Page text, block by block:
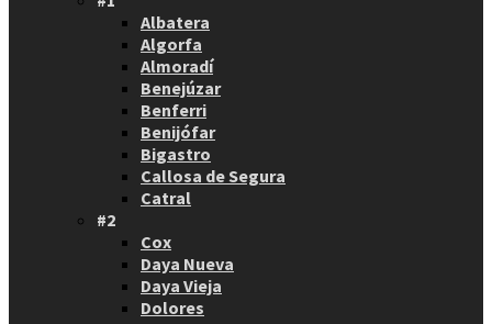
Albatera
Algorfa
Almoradí
Benejúzar
Benferri
Benijófar
Bigastro
Callosa de Segura
Catral
#2
Cox
Daya Nueva
Daya Vieja
Dolores